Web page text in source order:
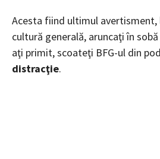
Acesta fiind ultimul avertisment,
cultură generală, aruncaţi în
aţi primit, scoateţi BFG-ul din
distracţie.